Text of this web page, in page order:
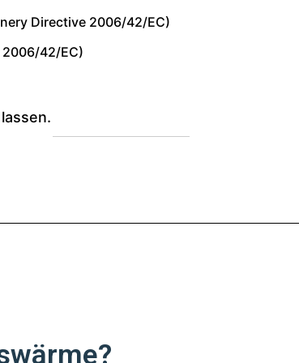
Directive 2006/42/EC)
2006/42/EC)